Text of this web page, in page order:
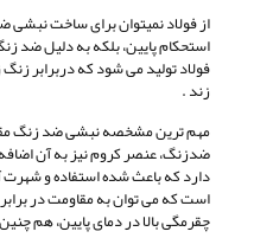
از فولاد نمیتوان برای ساخت
استحکام پایین، بلکه به دلیل ضد
فولاد تولید می شود که دربرابر
زند .
مهم ترین مشخصه نبشی ضد زنگ
ضدزنگ، عنصر کروم نیز به آن
دارد که باعث شده استفاده و شهرت
است که می توان به مقاومت در
چقرمگی بالا در دمای پایین، هم